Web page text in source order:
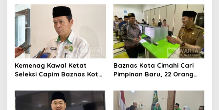
Publik
Kemenag Kawal Ketat
Seleksi Capim Baznas Kota
Komisioner Baznas
Berintegritas
Baznas Kota Cimahi Cari
Pimpinan Baru, 22 Orang